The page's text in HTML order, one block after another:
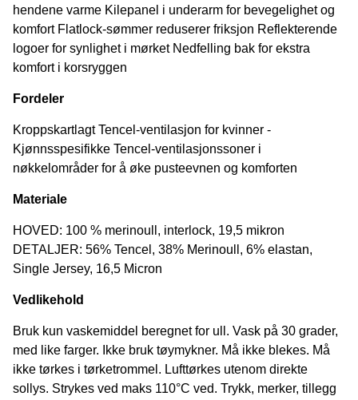
hendene varme Kilepanel i underarm for bevegelighet og
komfort Flatlock-sømmer reduserer friksjon Reflekterende
logoer for synlighet i mørket Nedfelling bak for ekstra
komfort i korsryggen
Fordeler
Kroppskartlagt Tencel-ventilasjon for kvinner -
Kjønnsspesifikke Tencel-ventilasjonssoner i
nøkkelområder for å øke pusteevnen og komforten
Materiale
HOVED: 100 % merinoull, interlock, 19,5 mikron
DETALJER: 56% Tencel, 38% Merinoull, 6% elastan,
Single Jersey, 16,5 Micron
Vedlikehold
Bruk kun vaskemiddel beregnet for ull. Vask på 30 grader,
med like farger. Ikke bruk tøymykner. Må ikke blekes. Må
ikke tørkes i tørketrommel. Lufttørkes utenom direkte
sollys. Strykes ved maks 110°C ved. Trykk, merker, tillegg